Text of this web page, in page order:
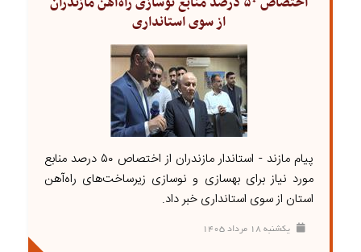
از سوی استانداری
پیام مازند - استاندار مازندران از اختصاص ۵۰ درصد منابع
مورد نیاز برای بهسازی و نوسازی زیرساخت‌های راه‌آهن
استان از سوی استانداری خبر داد.
يکشنبه ۱۸ مرداد ۱۴۰۵